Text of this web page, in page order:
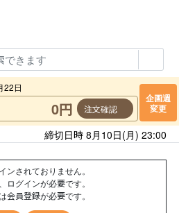
22日
0円 注文確認
企画週
変更
締切日時 8月10日(月) 23:00
ンされておりません。
ログインが必要です。
会員登録が必要です。